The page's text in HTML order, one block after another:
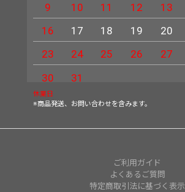
9
10 11 12 13
16
17 18 19 20
23
24 25 26 27
30
31
休業日
※商品発送、お問い合わせを含みます。
ご利用ガイド
よくあるご質問
特定商取引法に基づく表示